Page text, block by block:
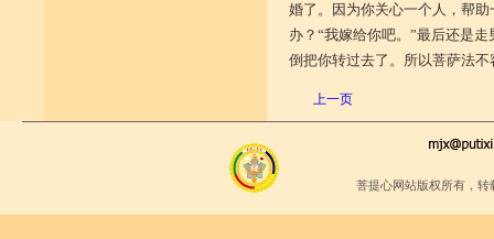
婚了。因为你关心一个人，帮
办？“我嫁给你吧。”最后还是
倒把你转过去了。所以菩萨法不
上一页
菩提心网站版权所有，